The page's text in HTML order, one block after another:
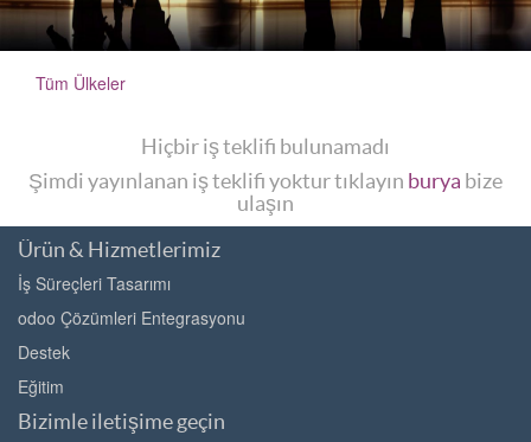
Tüm Ülkeler
Hiçbir iş teklifi bulunamadı
Şimdi yayınlanan iş teklifi yoktur tıklayın burya bize
ulaşın
Ürün & Hizmetlerimiz
İş Süreçleri Tasarımı
odoo Çözümleri Entegrasyonu
Destek
Eğitim
Bizimle iletişime geçin